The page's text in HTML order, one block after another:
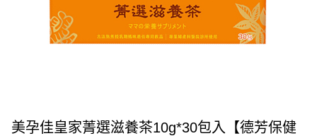
美孕佳皇家菁選滋養茶10g*30包入【德芳保健